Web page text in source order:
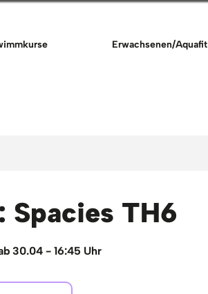
Erwachsenen/Aquafit
Spacies TH6
30.04 - 16:45 Uhr